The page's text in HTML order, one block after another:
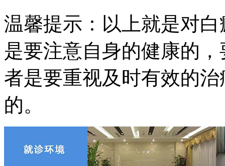
温馨提示：以上就是对
是要注意自身的健康的
者是要重视及时有效的
的。